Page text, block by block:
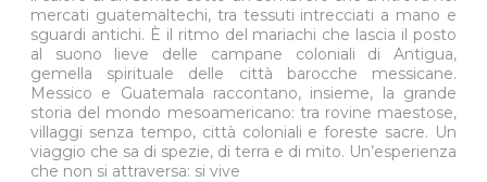
mercati guatemaltechi, tra tessuti intrecciati a mano e
sguardi antichi. È il ritmo del mariachi che lascia il posto
al suono lieve delle campane coloniali di Antigua,
gemella spirituale delle città barocche messicane.
Messico e Guatemala raccontano, insieme, la grande
storia del mondo mesoamericano: tra rovine maestose,
villaggi senza tempo, città coloniali e foreste sacre. Un
viaggio che sa di spezie, di terra e di mito. Un’esperienza
che non si attraversa: si vive